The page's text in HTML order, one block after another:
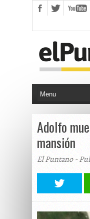
Adolfo
mansión
El Puntano -